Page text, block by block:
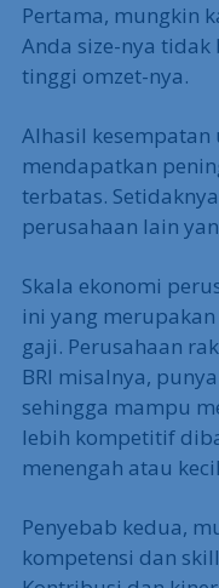
Pertama, mungkin
Anda size-nya
tinggi omzet-nya.
Alhasil
mendapatkan
terbatas.
perusahaan lain
Skala ekonomi
ini yang
gaji. Perusahaan
BRI misalnya,
sehingga mampu
lebih kompetitif
menengah atau
Penyebab kedua,
kompetensi dan